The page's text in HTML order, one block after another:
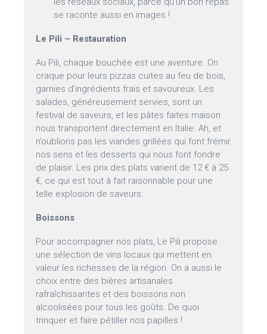
se raconte aussi en images !
Le Pili – Restauration
Au Pili, chaque bouchée est une aventure. On
craque pour leurs pizzas cuites au feu de bois,
garnies d’ingrédients frais et savoureux. Les
salades, généreusement servies, sont un
festival de saveurs, et les pâtes faites maison
nous transportent directement en Italie. Ah, et
n’oublions pas les viandes grillées qui font frémir
nos sens et les desserts qui nous font fondre
de plaisir. Les prix des plats varient de 12 € à 25
€, ce qui est tout à fait raisonnable pour une
telle explosion de saveurs.
Boissons
Pour accompagner nos plats, Le Pili propose
une sélection de vins locaux qui mettent en
valeur les richesses de la région. On a aussi le
choix entre des bières artisanales
rafraîchissantes et des boissons non
alcoolisées pour tous les goûts. De quoi
trinquer et faire pétiller nos papilles !